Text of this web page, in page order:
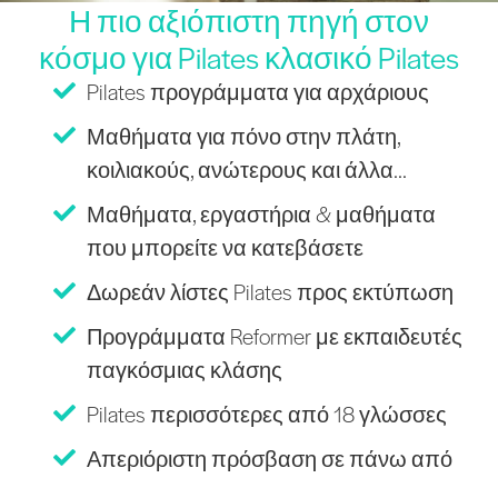
Η πιο αξιόπιστη πηγή στον
κόσμο για Pilates κλασικό Pilates
Pilates προγράμματα για αρχάριους
Μαθήματα για πόνο στην πλάτη,
κοιλιακούς, ανώτερους και άλλα...
Μαθήματα, εργαστήρια & μαθήματα
που μπορείτε να κατεβάσετε
Δωρεάν λίστες Pilates προς εκτύπωση
Προγράμματα Reformer με εκπαιδευτές
παγκόσμιας κλάσης
Pilates περισσότερες από 18 γλώσσες
Απεριόριστη πρόσβαση σε πάνω από